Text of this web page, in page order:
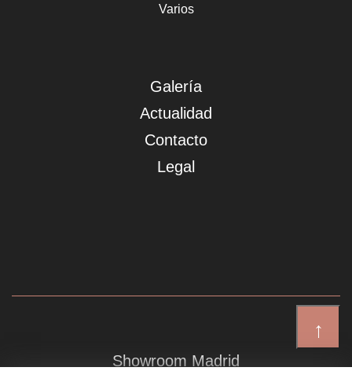
↑
Varios
Galería
Actualidad
Contacto
Legal
Showroom Madrid